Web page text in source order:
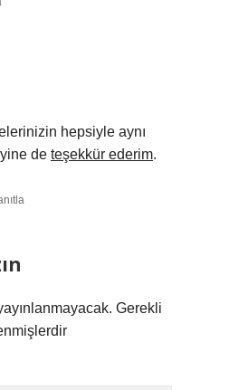
hepsiyle aynı
de teşekkür ederim.
Gerekli